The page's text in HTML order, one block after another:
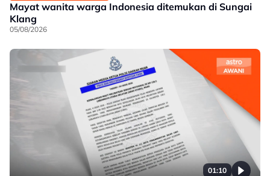
Mayat wanita warga Indonesia ditemukan di Sungai
Klang
05/08/2026
01:10